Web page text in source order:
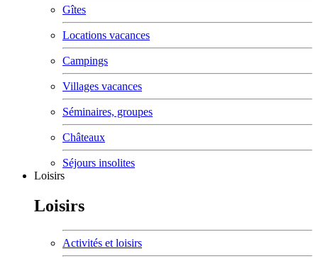
Gîtes
Locations vacances
Campings
Villages vacances
Séminaires, groupes
Châteaux
Séjours insolites
Loisirs
Loisirs
Activités et loisirs